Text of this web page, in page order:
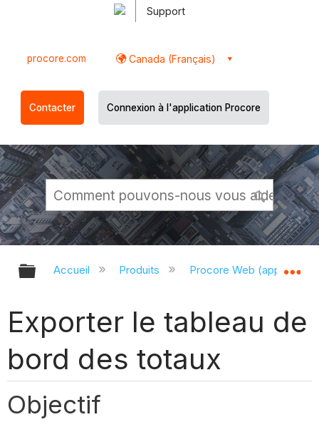
Support
procore.com Canada (Français)
Contacter Connexion à l'application Procore
Développer/réduire la hiérarchie
Accueil Produits Procore Web
Exporter le tableau de
bord des totaux
Objectif